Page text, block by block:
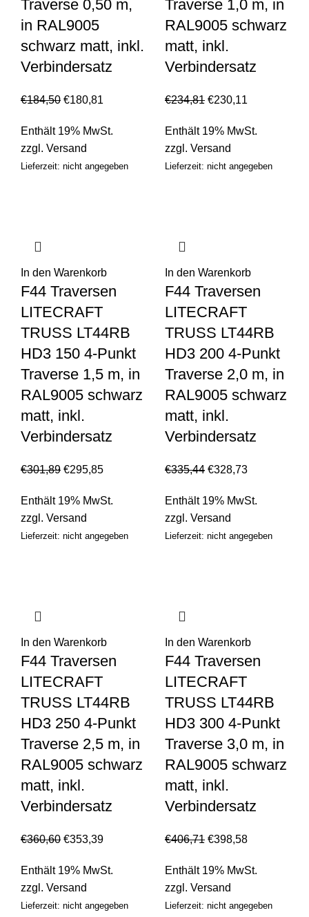
Traverse 0,50 m,
in RAL9005
schwarz matt, inkl.
Verbindersatz
€184,50 €180,81
Enthält 19% MwSt.
zzgl. Versand
Lieferzeit: nicht angegeben
Traverse 1,0 m, in
RAL9005 schwarz
matt, inkl.
Verbindersatz
€234,81 €230,11
Enthält 19% MwSt.
zzgl. Versand
Lieferzeit: nicht angegeben
In den Warenkorb
F44 Traversen
LITECRAFT
TRUSS LT44RB
HD3 150 4-Punkt
Traverse 1,5 m, in
RAL9005 schwarz
matt, inkl.
Verbindersatz
€301,89 €295,85
Enthält 19% MwSt.
zzgl. Versand
Lieferzeit: nicht angegeben
In den Warenkorb
F44 Traversen
LITECRAFT
TRUSS LT44RB
HD3 200 4-Punkt
Traverse 2,0 m, in
RAL9005 schwarz
matt, inkl.
Verbindersatz
€335,44 €328,73
Enthält 19% MwSt.
zzgl. Versand
Lieferzeit: nicht angegeben
In den Warenkorb
F44 Traversen
LITECRAFT
TRUSS LT44RB
HD3 250 4-Punkt
Traverse 2,5 m, in
RAL9005 schwarz
matt, inkl.
Verbindersatz
€360,60 €353,39
Enthält 19% MwSt.
zzgl. Versand
Lieferzeit: nicht angegeben
In den Warenkorb
F44 Traversen
LITECRAFT
TRUSS LT44RB
HD3 300 4-Punkt
Traverse 3,0 m, in
RAL9005 schwarz
matt, inkl.
Verbindersatz
€406,71 €398,58
Enthält 19% MwSt.
zzgl. Versand
Lieferzeit: nicht angegeben